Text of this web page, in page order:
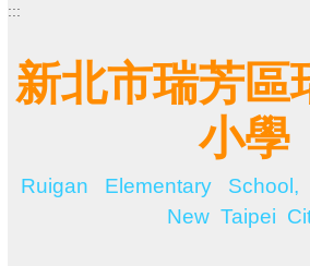
跳
主
要
內
:::
新北市瑞芳區
小學
Ruigan Elementary School,
New Taipei